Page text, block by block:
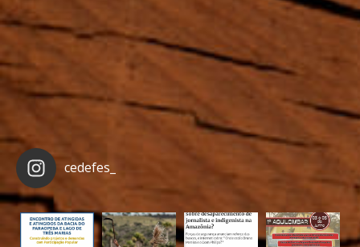
cedefes_